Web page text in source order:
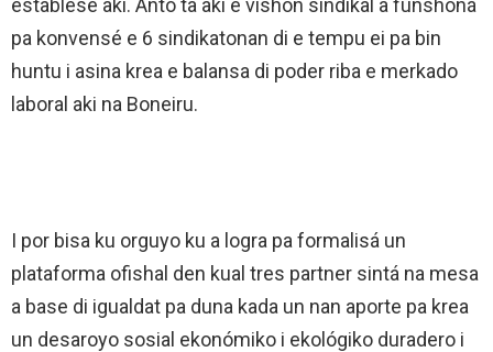
pa konvensé e 6 sindikatonan di e tempu ei pa bin
huntu i asina krea e balansa di poder riba e merkado
laboral aki na Boneiru.
I por bisa ku orguyo ku a logra pa formalisá un
plataforma ofishal den kual tres partner sintá na mesa
a base di igualdat pa duna kada un nan aporte pa krea
un desaroyo sosial ekonómiko i ekológiko duradero i